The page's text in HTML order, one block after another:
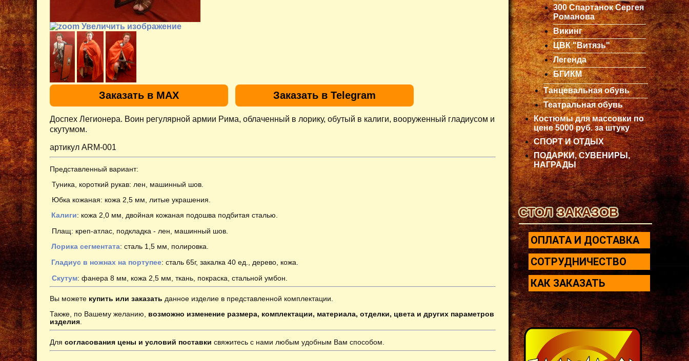
Увеличить изображение
Заказать в MAX Заказать в Telegram
Доспех Легионера. Воин регулярной армии Рима, облаченный в лорику, обутый в калиги, вооруженный гладиусом и
скутумом.
артикул ARM-001
Представленный вариант:
Туника, короткий рукав: лен, машинный шов.
Юбка кожаная: кожа 2,5 мм, литые украшения.
Калиги: кожа 2,0 мм, двойная кожаная подошва подбитая сталью
Плащ: креп-атлас, подкладка - лен, машинный шов.
Лорика сегментата: сталь 1,5 мм, полировка.
Гладиус в ножнах на портупее: сталь 65г, закалка 40 ед., дерево, кожа.
Скутум: фанера 8 мм, кожа 2,5 мм, ткань, покраска, стальной умбон.
Вы можете купить или заказать данное изделие в представленной комплектации.
Также, по Вашему желанию, возможно изменение размера, комплектации, материала, отделки, цвета и других параметров
изделия
Для согласования цены и условий поставки свяжитесь с нами любым удобным Вам способом.
300 Спартанок Сергея
Романова
Викинг
ЦВК "Витязь"
Легенда
БГИКМ
Танцевальная обувь
Театральная обувь
Костюмы для массовки по
цене 5000 руб. за штуку
СПОРТ И ОТДЫХ
ПОДАРКИ, СУВЕНИРЫ,
НАГРАДЫ
СТОЛ ЗАКАЗОВ
ОПЛАТА И ДОСТАВКА
СОТРУДНИЧЕСТВО
КАК ЗАКАЗАТЬ